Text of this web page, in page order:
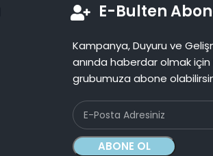
E-Bulten
Kampanya, Duyuru ve
anında haberdar olmak
grubumuza abone